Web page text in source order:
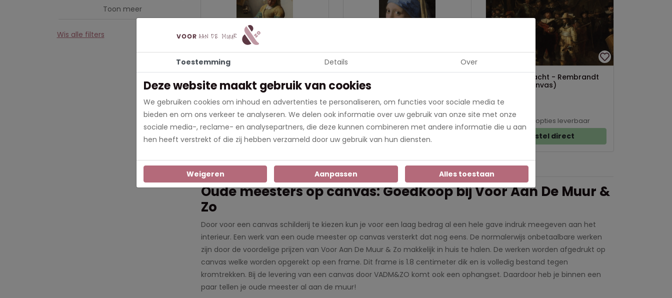
Vermeer (canvas)
€ 28,95
In meerdere opties leverbaar
Bestel direct
Johannes Vermeer (canvas)
€ 28,95
In meerdere opties leverbaar
Bestel direct
De Nachtwacht - Rembrandt
van Rijn (canvas)
€ 28,95
In meerdere opties leverbaar
Bestel direct
Oude meesters op canvas: Goedkoop bij Voor Aan De Muur &
Zo
Door voor een canvas schilderij te kiezen kun je voor een laag bedrag al een hele gave indruk meegeven aan het
interieur. Een werk van een oude meester op canvas versterkt dat nog eens. De normalerwijs onbetaalbare werken
zijn door de voordelige prijzen van Voor Aan De Muur & Zo makkelijk in huis te halen. De werken worden afgedrukt op
canvas welke worden opgerekt op een frame. Dit frame is 1.8 centimeter dik en is volledig bestand tegen
kromtrekken. Bij de levering van een canvas door VADM&ZO komt ook een ophangset. Daardoor heb je binnen een
paar tellen je oude meester al aan de muur!
Toon meer
Wis alle filters
Toestemming Details Over
Deze website maakt gebruik van cookies
We gebruiken cookies om inhoud en advertenties te personaliseren, om functies voor sociale media te
bieden en om ons verkeer te analyseren. We delen ook informatie over uw gebruik van onze site met onze
sociale media-, reclame- en analysepartners, die deze kunnen combineren met andere informatie die u aan
hen heeft verstrekt of die zij hebben verzameld door uw gebruik van hun diensten.
Weigeren Aanpassen Alles toestaan